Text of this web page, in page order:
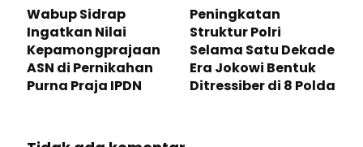
Wabup Sidrap
Ingatkan Nilai
Kepamongprajaan
ASN di Pernikahan
Purna Praja IPDN
Peningkatan
Struktur Polri
Selama Satu Dekade
Era Jokowi Bentuk
Ditressiber di 8 Polda